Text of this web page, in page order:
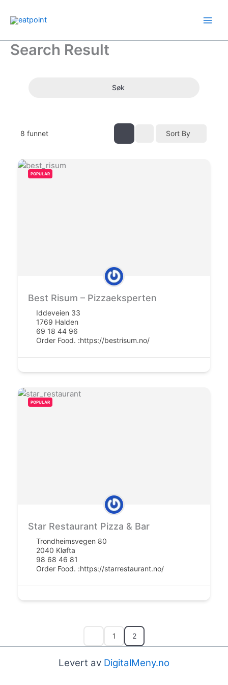
rett
innholdet
Search Result
Søk
8 funnet Sort By
POPULAR
Best Risum – Pizzaeksperten
Iddeveien 33
1769 Halden
69 18 44 96
Order Food. :https://bestrisum.no/
POPULAR
Star Restaurant Pizza & Bar
Trondheimsvegen 80
2040 Kløfta
98 68 46 81
Order Food. :https://starrestaurant.no/
1 2
Levert av DigitalMeny.no